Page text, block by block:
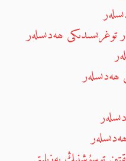
توغرىسىدىكى ھەدىسلەر